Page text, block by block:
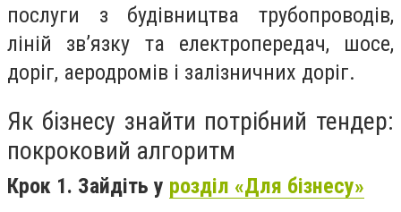
послуги з будівництва трубопроводів,
ліній зв’язку та електропередач, шосе,
доріг, аеродромів і залізничних доріг.
Як бізнесу знайти потрібний тендер:
покроковий алгоритм
Крок 1. Зайдіть у розділ «Для бізнесу»